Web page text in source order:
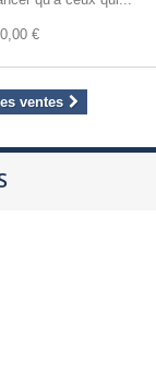
€
ventes